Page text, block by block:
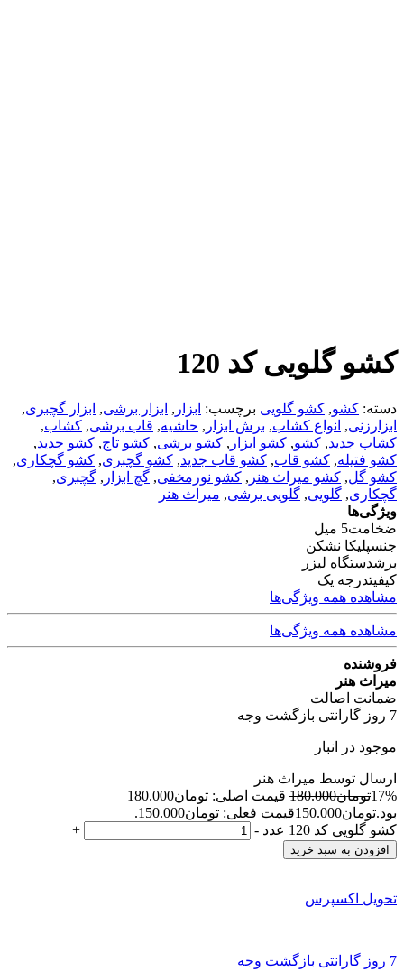
کشو گلویی کد 120
دسته: کشو, کشو گلویی برچسب: ابزار , ابزار برشی, ابزار گچبری,
ابزارزنی, انواع کشاب, برش ابزار , حاشیه, قاب برشی, کشاب,
کشاب جدید, کشو, کشو ابزار , کشو برشی, کشو تاج, کشو جدید,
کشو فتیله, کشو قاب, کشو قاب جدید, کشو گچبری, کشو گچکاری,
کشو گل, کشو میراث هنر , کشو نورمخفی, گچ ابزار , گچبری,
گچکاری, گلویی, گلویی برشی, میراث هنر
ویژگی‌ها
ضخامت5 میل
جنسپلیکا نشکن
برشدستگاه لیزر
کیفیتدرجه یک
مشاهده همه ویژگی‌ها
مشاهده همه ویژگی‌ها
فروشنده
میراث هنر
ضمانت اصالت
7 روز گارانتی بازگشت وجه
موجود در انبار
ارسال توسط میراث هنر
17%تومان180.000
قیمت اصلی: تومان180.000
بود.تومان150.000قیمت فعلی: تومان150.000.
کشو گلویی کد 120 عدد
-
+
افزودن به سبد خرید
تحویل اکسپرس
7 روز گارانتی بازگشت وجه